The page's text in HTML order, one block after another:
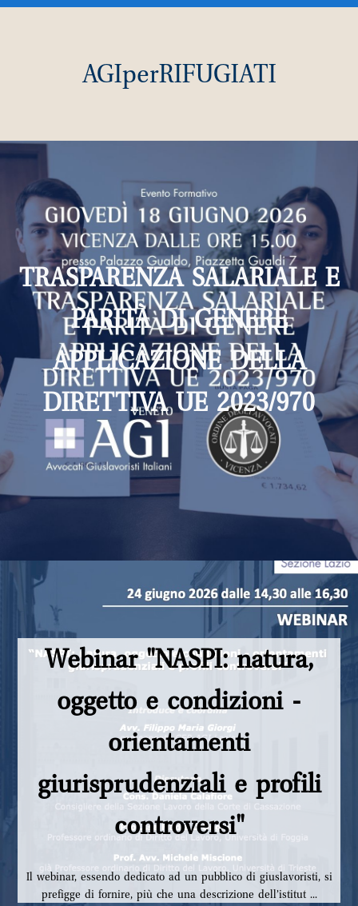
AGIperRIFUGIATI
TRASPARENZA SALARIALE E
PARITÀ DI GENERE
APPLICAZIONE DELLA
DIRETTIVA UE 2023/970
Webinar "NASPI: natura,
oggetto e condizioni -
orientamenti
giurisprudenziali e profili
controversi"
Il webinar, essendo dedicato ad un pubblico di giuslavoristi, si
prefigge di fornire, più che una descrizione dell’istitut ...